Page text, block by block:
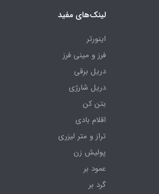
لینک‌های مفید
اینورتر
فرز و مینی فرز
دریل برقی
دریل شارژی
بتن کن
اقلام بادی
تراز و متر لیزری
پولیش زن
عمود بر
گرد بر